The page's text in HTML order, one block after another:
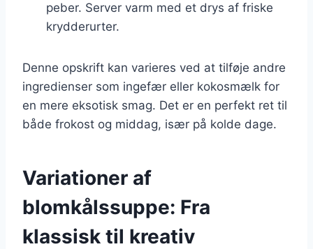
peber. Server varm med et drys af friske
krydderurter.
Denne opskrift kan varieres ved at tilføje andre
ingredienser som ingefær eller kokosmælk for
en mere eksotisk smag. Det er en perfekt ret til
både frokost og middag, især på kolde dage.
Variationer af
blomkålssuppe: Fra
klassisk til kreativ